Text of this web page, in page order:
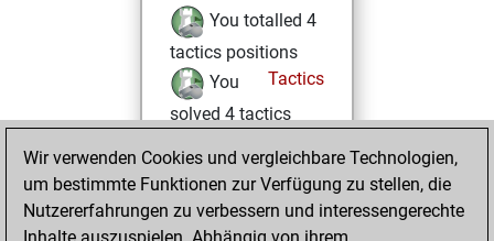
You totalled 4
tactics positions
Tactics
You
solved 4 tactics
You achieved
an Elo of 1656 in
tactics positions
Wir verwenden Cookies und vergleichbare Technologien,
um bestimmte Funktionen zur Verfügung zu stellen, die
Nutzererfahrungen zu verbessern und interessengerechte